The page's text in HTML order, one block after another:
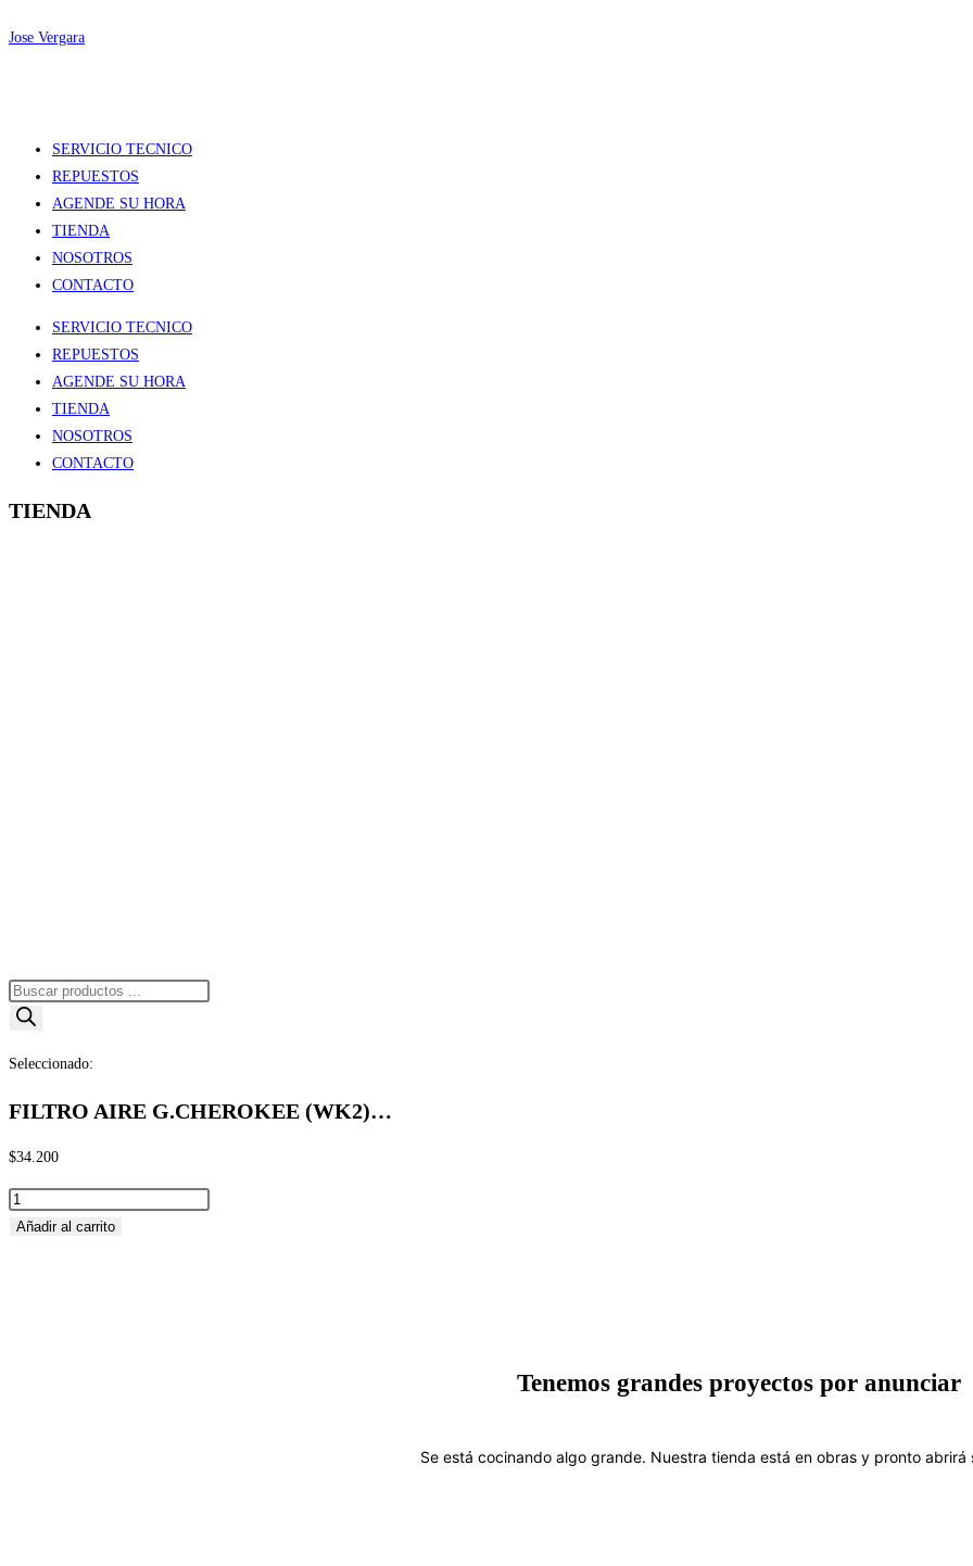
Ir
Jose Vergara
Menú
SERVICIO TECNICO
REPUESTOS
AGENDE SU HORA
TIENDA
NOSOTROS
CONTACTO
Menú
SERVICIO TECNICO
REPUESTOS
AGENDE SU HORA
TIENDA
NOSOTROS
CONTACTO
TIENDA
Búsqueda
de
Seleccionado:
FILTRO AIRE G.CHEROKEE (WK2)…
$34.200
FILTRO
AIRE
Añadir al carrito
Tenemos grandes proyectos por anunciar
Se está cocinando algo grande. Nuestra tienda está en obras y pronto abrirá